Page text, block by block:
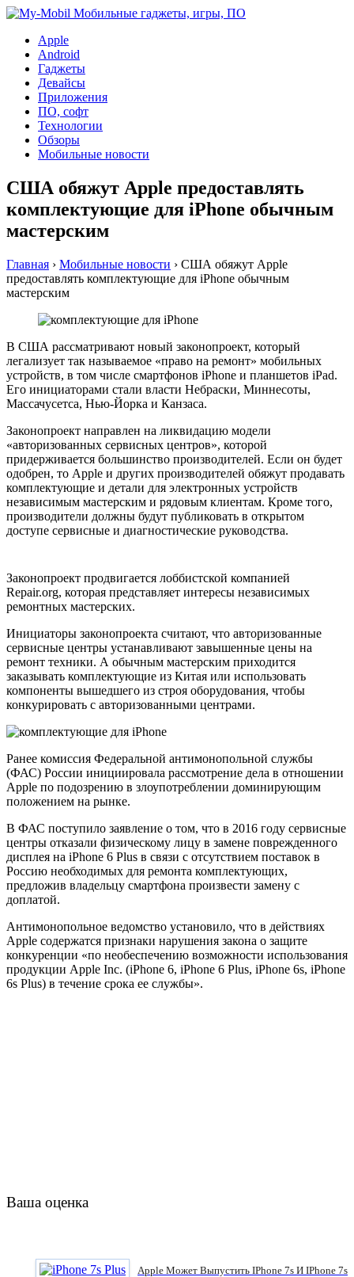
Apple
Android
Гаджеты
Девайсы
Приложения
ПО, софт
Технологии
Обзоры
Мобильные новости
США обяжут Apple предоставлять
комплектующие для iPhone обычным
мастерским
Главная › Мобильные новости › США обяжут Apple
предоставлять комплектующие для iPhone обычным
мастерским
В США рассматривают новый законопроект, который
легализует так называемое «право на ремонт» мобильных
устройств, в том числе смартфонов iPhone и планшетов iPad.
Его инициаторами стали власти Небраски, Миннесоты,
Массачусетса, Нью-Йорка и Канзаса.
Законопроект направлен на ликвидацию модели
«авторизованных сервисных центров», которой
придерживается большинство производителей. Если он будет
одобрен, то Apple и других производителей обяжут продавать
комплектующие и детали для электронных устройств
независимым мастерским и рядовым клиентам. Кроме того,
производители должны будут публиковать в открытом
доступе сервисные и диагностические руководства.
Законопроект продвигается лоббистской компанией
Repair.org, которая представляет интересы независимых
ремонтных мастерских.
Инициаторы законопроекта считают, что авторизованные
сервисные центры устанавливают завышенные цены на
ремонт техники. А обычным мастерским приходится
заказывать комплектующие из Китая или использовать
компоненты вышедшего из строя оборудования, чтобы
конкурировать с авторизованными центрами.
Ранее комиссия Федеральной антимонопольной службы
(ФАС) России инициировала рассмотрение дела в отношении
Apple по подозрению в злоупотреблении доминирующим
положением на рынке.
В ФАС поступило заявление о том, что в 2016 году сервисные
центры отказали физическому лицу в замене поврежденного
дисплея на iPhone 6 Plus в связи с отсутствием поставок в
Россию необходимых для ремонта комплектующих,
предложив владельцу смартфона произвести замену с
доплатой.
Антимонопольное ведомство установило, что в действиях
Apple содержатся признаки нарушения закона о защите
конкуренции «по необеспечению возможности использования
продукции Apple Inc. (iPhone 6, iPhone 6 Plus, iPhone 6s, iPhone
6s Plus) в течение срока ее службы».
Ваша оценка
Apple Может Выпустить IPhone 7s И IPhone 7s